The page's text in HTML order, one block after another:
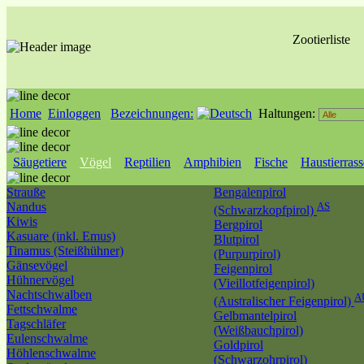
Zootierliste
Home Einloggen Bezeichnungen: Haltungen:
Säugetiere Vögel Reptilien Amphibien Fische
Strauße
Nandus
Kiwis
Kasuare (inkl. Emus)
Tinamus (Steißhühner)
Gänsevögel
Hühnervögel
Nachtschwalben
Fettschwalme
Tagschläfer
Eulenschwalme
Höhlenschwalme
Bengalenpirol
(Schwarzkopfpirol) AS
Bergpirol
Blutpirol
(Purpurpirol)
Feigenpirol
(Vieillotfeigenpirol)
(Australischer Feigenpirol)
Gelbmantelpirol
(Weißbauchpirol)
Goldpirol
(Schwarzohrpirol)